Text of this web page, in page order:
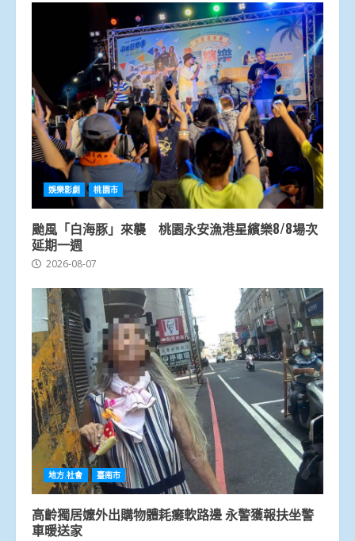
娛樂影劇 桃園市
颱風「白海豚」來襲 桃園永安漁港星繽樂8/8場次
延期一週
2026-08-07
地方.社會 臺南市
高齡獨居嬤外出購物體耗癱軟路邊 永警獲報扶坐警
車暖送家